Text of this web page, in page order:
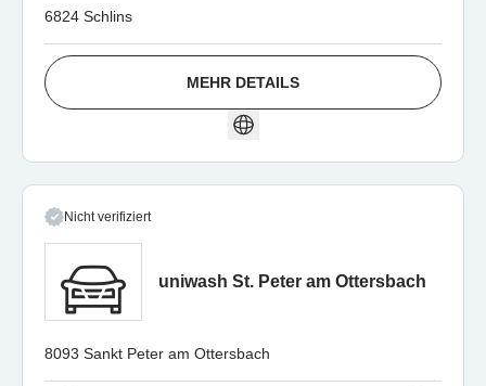
6824 Schlins
MEHR DETAILS
Nicht verifiziert
uniwash St. Peter am Ottersbach
8093 Sankt Peter am Ottersbach